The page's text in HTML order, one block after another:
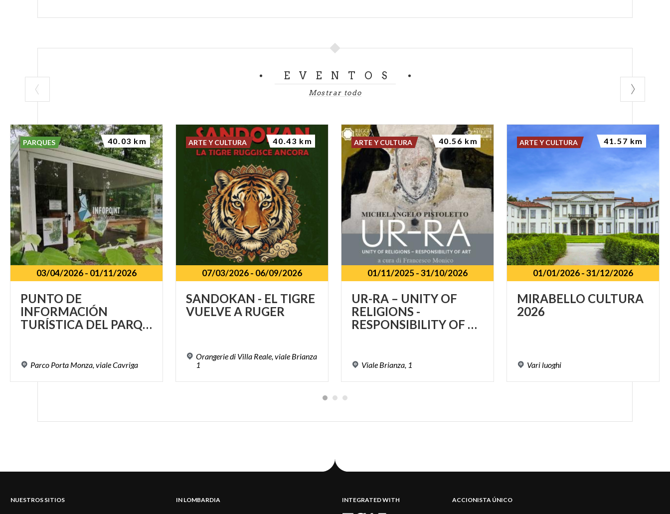
EVENTOS
Mostrar todo
03/04/2026- 01/11/2026
PUNTO DE
INFORMACIÓN
TURÍSTICA DEL PARQUE PORTA MONZA
Parco Porta Monza,vialeCavriga
PARQUES 40.03 km
07/03/2026- 06/09/2026
SANDOKAN - EL TIGRE
VUELVE A RUGER
Orangerie di Villa Reale, viale Brianza
1
ARTE Y CULTURA 40.43 km
01/11/2025-31/10/2026
UR-RA – UNITY OF
RELIGIONS -
RESPONSIBILITY OF ART
Viale Brianza, 1
ARTE Y CULTURA 40.56 km
01/01/2026-31/12/2026
MIRABELLO CULTURA
2026
Variluoghi
ARTE Y CULTURA 41.57 km
NUESTROS SITIOS IN LOMBARDIA INTEGRATED WITH ACCIONISTA ÚNICO